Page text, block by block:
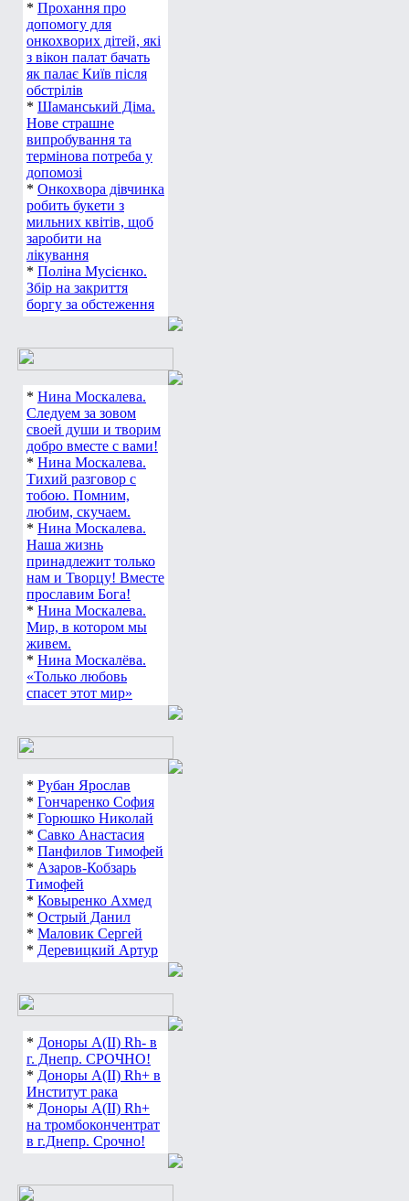
* Прохання про
допомогу для
онкохворих дітей, які
з вікон палат бачать
як палає Київ після
обстрілів
* Шаманський Діма.
Нове страшне
випробування та
термінова потреба у
допомозі
* Онкохвора дівчинка
робить букети з
мильних квітів, щоб
заробити на
лікування
* Поліна Мусієнко.
Збір на закриття
боргу за обстеження
* Нина Москалева.
Следуем за зовом
своей души и творим
добро вместе с вами!
* Нина Москалева.
Тихий разговор с
тобою. Помним,
любим, скучаем.
* Нина Москалева.
Наша жизнь
принадлежит только
нам и Творцу! Вместе
прославим Бога!
* Нина Москалева.
Мир, в котором мы
живем.
* Нина Москалёва.
«Только любовь
спасет этот мир»
* Рубан Ярослав
* Гончаренко София
* Горюшко Николай
* Савко Анастасия
* Панфилов Тимофей
* Азаров-Кобзарь
Тимофей
* Ковыренко Ахмед
* Острый Данил
* Маловик Сергей
* Деревицкий Артур
* Доноры А(ІІ) Rh- в
г. Днепр. СРОЧНО!
* Доноры А(ІІ) Rh+ в
Институт рака
* Доноры А(ІІ) Rh+
на тромбокончентрат
в г.Днепр. Срочно!